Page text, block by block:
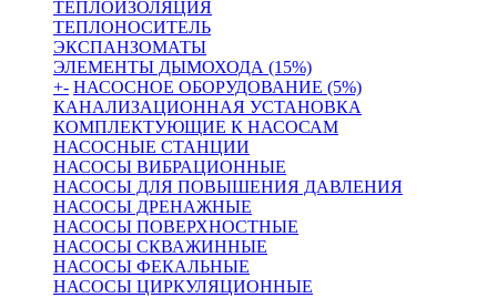
ТЕПЛОИЗОЛЯЦИЯ
ТЕПЛОНОСИТЕЛЬ
ЭКСПАНЗОМАТЫ
ЭЛЕМЕНТЫ ДЫМОХОДА (15%)
+- НАСОСНОЕ ОБОРУДОВАНИЕ (5%)
КАНАЛИЗАЦИОННАЯ УСТАНОВКА
КОМПЛЕКТУЮЩИЕ К НАСОСАМ
НАСОСНЫЕ СТАНЦИИ
НАСОСЫ ВИБРАЦИОННЫЕ
НАСОСЫ ДЛЯ ПОВЫШЕНИЯ ДАВЛЕНИЯ
НАСОСЫ ДРЕНАЖНЫЕ
НАСОСЫ ПОВЕРХНОСТНЫЕ
НАСОСЫ СКВАЖИННЫЕ
НАСОСЫ ФЕКАЛЬНЫЕ
НАСОСЫ ЦИРКУЛЯЦИОННЫЕ